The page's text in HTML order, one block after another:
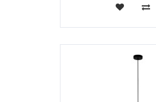
Купить